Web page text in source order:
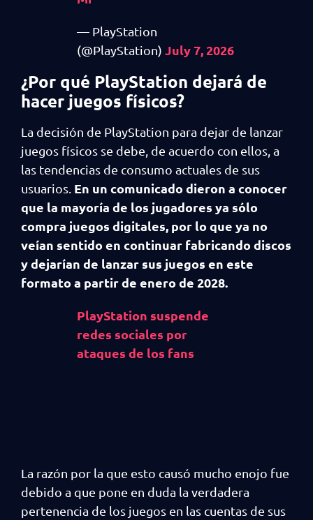
— PlayStation
(@PlayStation) July 7, 2026
¿Por qué PlayStation dejará de
hacer juegos físicos?
La decisión de PlayStation para dejar de lanzar
juegos físicos se debe, de acuerdo con ellos, a
las tendencias de consumo actuales de sus
usuarios. En un comunicado dieron a conocer
que la mayoría de los jugadores ya sólo
compra juegos digitales, por lo que ya no
veían sentido en continuar fabricando discos
y dejarían de lanzar sus juegos en este
formato a partir de enero de 2028.
PlayStation suspende
redes sociales por
ataques de los fans
La razón por la que esto causó mucho enojo fue
debido a que pone en duda la verdadera
pertenencia de los juegos en las cuentas de sus